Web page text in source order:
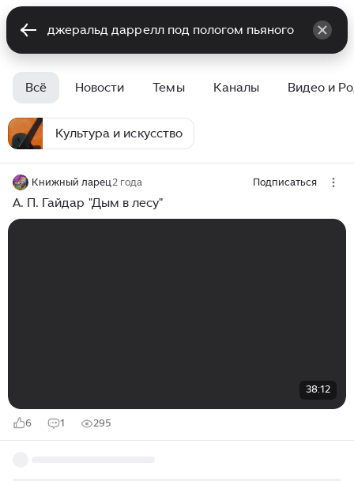
Всё Новости Темы Каналы Видео и
Культура и искусство
Книжный ларец2 года Подписаться
А. П. Гайдар "Дым в лесу"
38:12
6 1 295